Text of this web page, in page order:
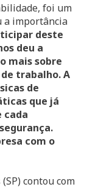
foi um
a importância
deste
deu a
mais sobre
trabalho. A
de
que já
cada
com o
contou com